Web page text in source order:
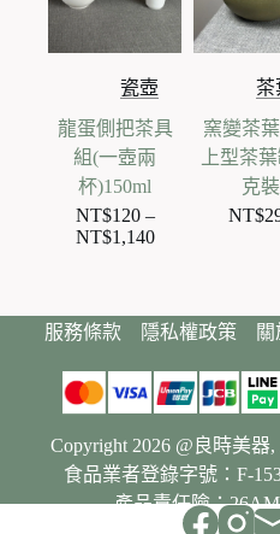
瓷壺
龍蛋側把茶具
組(一壺兩
杯)150ml
NT$120 –
NT$1,140價
圍：
到
NT$1,140
茶
窯變茶
上型茶
克裝
NT$
服務條款 隱私權政策 關
Copyright 2026 @良時美器,
食品業者登錄字號：F-
產品責任險：